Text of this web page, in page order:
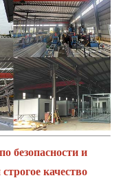
безопасности и
качество